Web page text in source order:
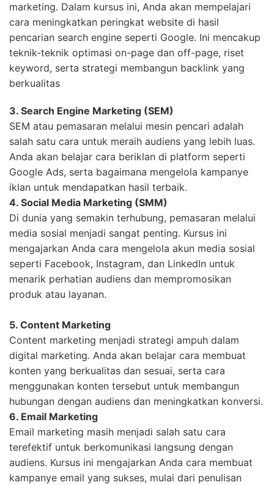
marketing. Dalam kursus ini, Anda akan mempelajari
cara meningkatkan peringkat website di hasil
pencarian search engine seperti Google. Ini mencakup
teknik-teknik optimasi on-page dan off-page, riset
keyword, serta strategi membangun backlink yang
berkualitas
3. Search Engine Marketing (SEM)
SEM atau pemasaran melalui mesin pencari adalah
salah satu cara untuk meraih audiens yang lebih luas.
Anda akan belajar cara beriklan di platform seperti
Google Ads, serta bagaimana mengelola kampanye
iklan untuk mendapatkan hasil terbaik.
4. Social Media Marketing (SMM)
Di dunia yang semakin terhubung, pemasaran melalui
media sosial menjadi sangat penting. Kursus ini
mengajarkan Anda cara mengelola akun media sosial
seperti Facebook, Instagram, dan LinkedIn untuk
menarik perhatian audiens dan mempromosikan
produk atau layanan.
5. Content Marketing
Content marketing menjadi strategi ampuh dalam
digital marketing. Anda akan belajar cara membuat
konten yang berkualitas dan sesuai, serta cara
menggunakan konten tersebut untuk membangun
hubungan dengan audiens dan meningkatkan konversi.
6. Email Marketing
Email marketing masih menjadi salah satu cara
terefektif untuk berkomunikasi langsung dengan
audiens. Kursus ini mengajarkan Anda cara membuat
kampanye email yang sukses, mulai dari penulisan